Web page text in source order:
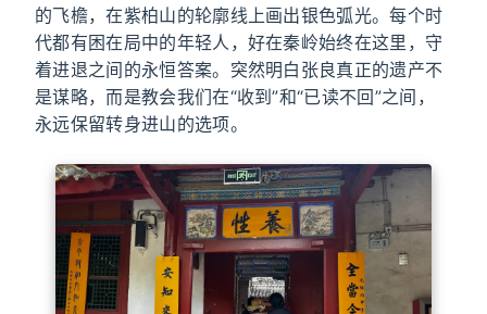
的飞檐，在紫柏山的轮廓线上画出银色弧光。每个时
代都有困在局中的年轻人，好在秦岭始终在这里，守
着进退之间的永恒答案。突然明白张良真正的遗产不
是谋略，而是教会我们在“收到”和“已读不回”之间，
永远保留转身进山的选项。